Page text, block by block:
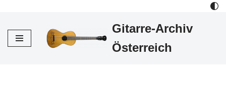
Inhalt
Gitarre-Archiv
Österreich